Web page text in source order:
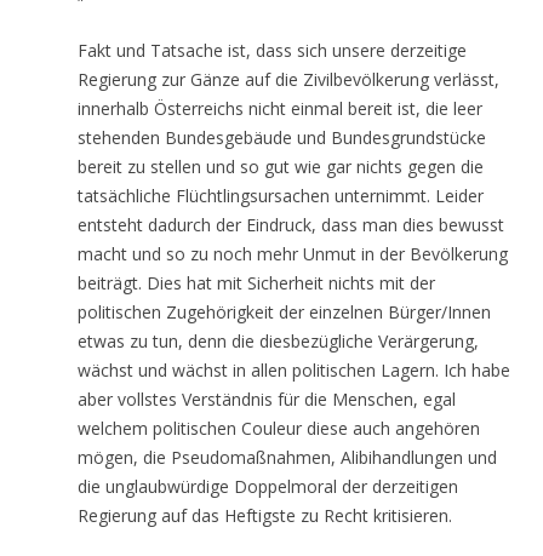
Fakt und Tatsache ist, dass sich unsere derzeitige
Regierung zur Gänze auf die Zivilbevölkerung verlässt,
innerhalb Österreichs nicht einmal bereit ist, die leer
stehenden Bundesgebäude und Bundesgrundstücke
bereit zu stellen und so gut wie gar nichts gegen die
tatsächliche Flüchtlingsursachen unternimmt. Leider
entsteht dadurch der Eindruck, dass man dies bewusst
macht und so zu noch mehr Unmut in der Bevölkerung
beiträgt. Dies hat mit Sicherheit nichts mit der
politischen Zugehörigkeit der einzelnen Bürger/Innen
etwas zu tun, denn die diesbezügliche Verärgerung,
wächst und wächst in allen politischen Lagern. Ich habe
aber vollstes Verständnis für die Menschen, egal
welchem politischen Couleur diese auch angehören
mögen, die Pseudomaßnahmen, Alibihandlungen und
die unglaubwürdige Doppelmoral der derzeitigen
Regierung auf das Heftigste zu Recht kritisieren.